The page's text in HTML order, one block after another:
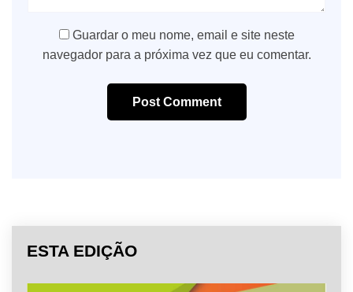
Guardar o meu nome, email e site neste
navegador para a próxima vez que eu comentar.
Post Comment
ESTA EDIÇÃO